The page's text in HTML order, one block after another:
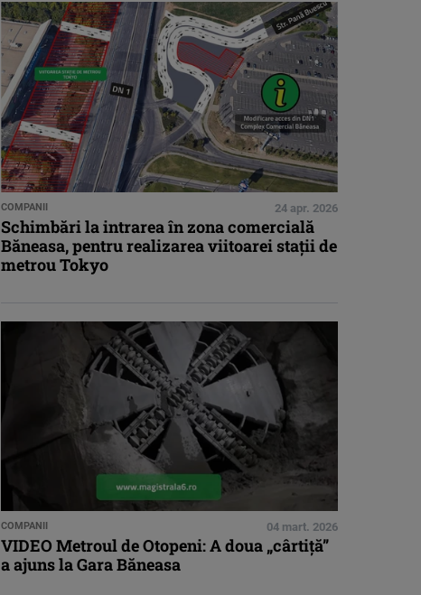
COMPANII 24 apr. 2026
Schimbări la intrarea în zona comercială
Băneasa, pentru realizarea viitoarei stații de
metrou Tokyo
COMPANII 04 mart. 2026
VIDEO Metroul de Otopeni: A doua „cârtiță”
a ajuns la Gara Băneasa